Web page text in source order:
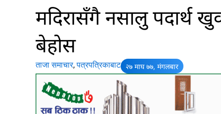
मदिरासँगै नसालु पदार्थ
बेहोस
ताजा समाचार,पत्रपत्रिकाबाट २७ माघ ७७, मंगलबार